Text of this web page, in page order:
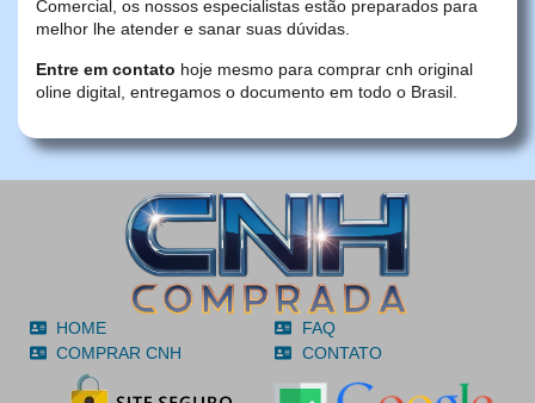
Comercial, os nossos especialistas estão preparados para
melhor lhe atender e sanar suas dúvidas.
Entre em contato hoje mesmo para comprar cnh original
oline digital, entregamos o documento em todo o Brasil.
HOME
COMPRAR CNH
FAQ
CONTATO